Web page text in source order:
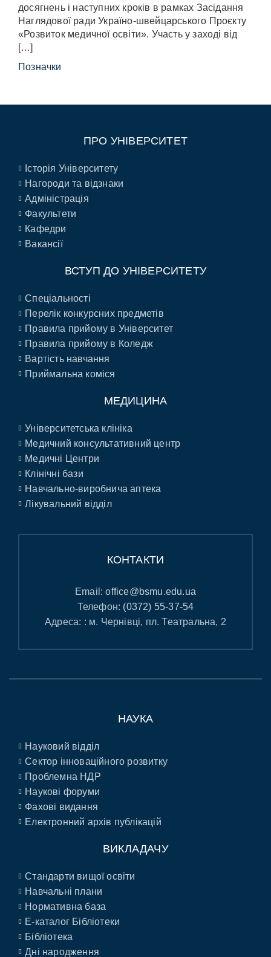
досягнень і наступних кроків в рамках Засідання
Наглядової ради Україно-швейцарського Проєкту
«Розвиток медичної освіти». Участь у заході від
[…]
Позначки
ПРО УНІВЕРСИТЕТ
Історія Університету
Нагороди та відзнаки
Адміністрація
Факультети
Кафедри
Вакансії
ВСТУП ДО УНІВЕРСИТЕТУ
Спеціальності
Перелік конкурсних предметів
Правила прийому в Університет
Правила прийому в Коледж
Вартість навчання
Приймальна коміся
МЕДИЦИНА
Університетська клініка
Медичний консультативний центр
Медичні Центри
Клінічні бази
Навчально-виробнича аптека
Лікувальний відділ
КОНТАКТИ
Email:office@bsmu.edu.ua
Телефон: (0372) 55-37-54
Адреса: : м. Чернівці, пл. Театральна, 2
НАУКА
Науковий відділ
Сектор інноваційного розвитку
Проблемна НДР
Наукові форуми
Фахові видання
Електронний архів публікацій
ВИКЛАДАЧУ
Стандарти вищої освіти
Навчальні плани
Нормативна база
E-каталог Бібліотеки
Бібліотека
Дні народження